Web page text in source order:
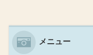
メニュー